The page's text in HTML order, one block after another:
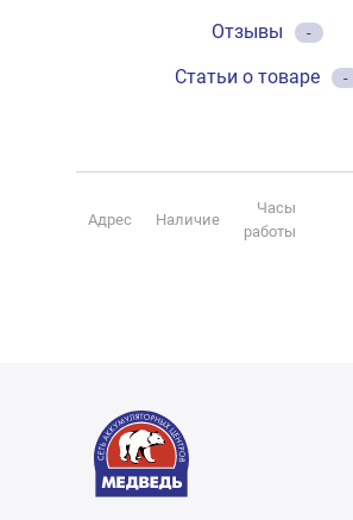
Отзывы
-
Статьи о товаре -
Адрес Наличие
Часы
работы